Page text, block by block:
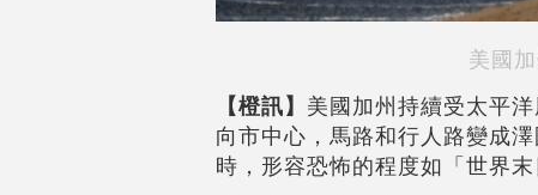
美國
【橙訊】 美國加州持續受太平
向市中心，馬路和行人路變成
時，形容恐怖的程度如「世界末